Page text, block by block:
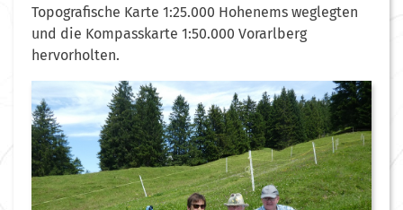
Topografische Karte 1:25.000 Hohenems weglegten
und die Kompasskarte 1:50.000 Vorarlberg
hervorholten.